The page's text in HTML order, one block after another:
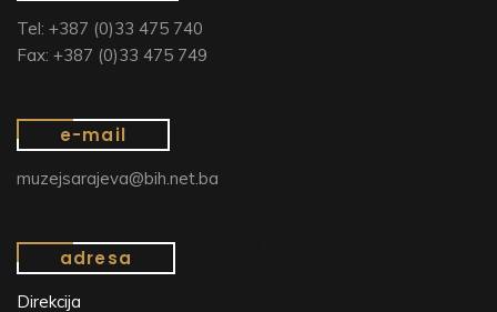
Tel: +387 (0)33 475 740
Fax: +387 (0)33 475 749
e-mail
muzejsarajeva@bih.net.ba
adresa
Direkcija